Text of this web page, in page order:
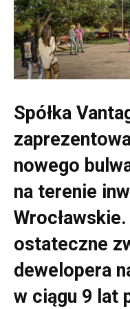
Spółka
nowego
na terenie
ostateczne
dewelopera
w ciągu 9 lat